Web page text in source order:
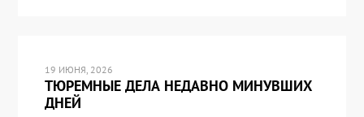
19 ИЮНЯ, 2026
ТЮРЕМНЫЕ ДЕЛА НЕДАВНО МИНУВШИХ
ДНЕЙ